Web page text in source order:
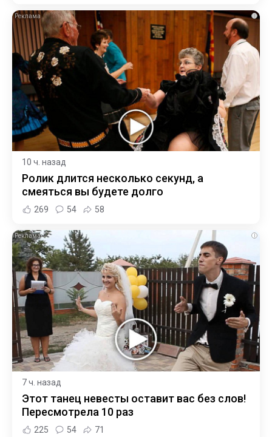
i
10 ч. назад
Ролик длится несколько секунд, а
смеяться вы будете долго
269 54 58
i
7 ч. назад
Этот танец невесты оставит вас без слов!
Пересмотрела 10 раз
225 54 71